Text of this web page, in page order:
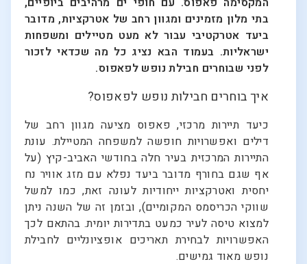
בתי מלון מזמינים ומגוון רחב של אטרקציות, מדובר
ביעד אטרקטיבי עבור לא מעט מטיילים ומשפחות
ישראליות. בעמוד הבא נציג כל מה שכדאי לזכור
לפני שבוחרים חבילת נופש לפאפוס.
איך בוחרים חבילות נופש לפאפוס?
כיעד תיירות מרכזי, פאפוס מציעה מגוון רחב של
דילים ואפשרויות חופשה למשפחה המטיילת. עונת
התיירות המרכזית בעיר חלה בחודשי האביב-קיץ (על
אף שגם בחורף מדובר ביעד נפלא עם מזג אוויר נח
יחסית ואטרקציות ייחודיות לעונה זאת, כמו למשל
שווקי הכריסמס המקומיים), ובזמן זה של השנה ניתן
למצוא טיסה לעיר כמעט בתדירות יומית. בהתאם לכך
האפשרויות לבחירת תאריכים אופציונליים לחבילת
נופש מאוד גמישים.